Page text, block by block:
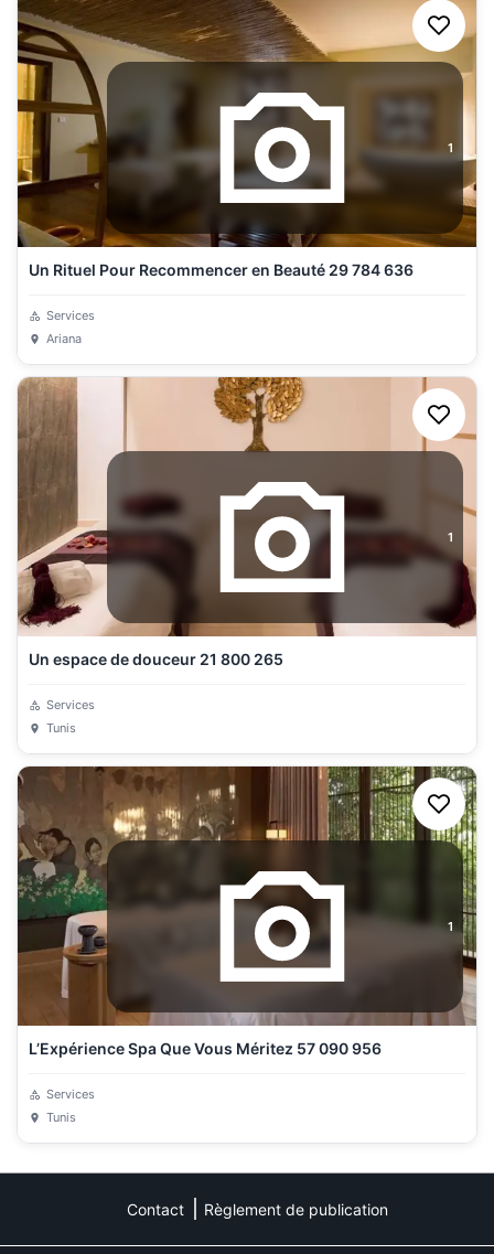
1
Un Rituel Pour Recommencer en Beauté 29 784 636
Services
Ariana
1
Un espace de douceur 21 800 265
Services
Tunis
1
L’Expérience Spa Que Vous Méritez 57 090 956
Services
Tunis
Contact Règlement de publication